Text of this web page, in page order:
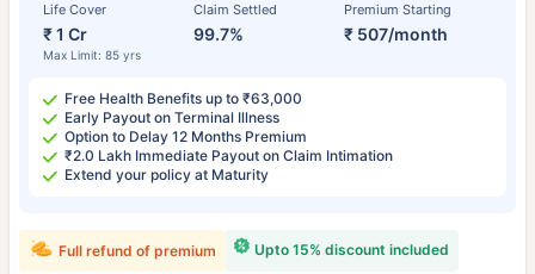
Life Cover
₹ 1 Cr
Max Limit: 85 yrs
Claim Settled
99.7%
Premium Starting
₹ 507/month
Free Health Benefits up to ₹63,000
Early Payout on Terminal Illness
Option to Delay 12 Months Premium
₹2.0 Lakh Immediate Payout on Claim Intimation
Extend your policy at Maturity
Upto 15% discount included
Full refund of premium